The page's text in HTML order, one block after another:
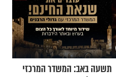
תשעה באב: המשדר המרכזי